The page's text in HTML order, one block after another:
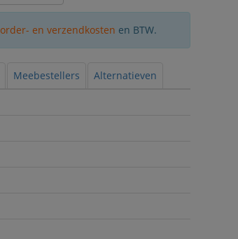
order- en verzendkosten en BTW.
Meebestellers
Alternatieven